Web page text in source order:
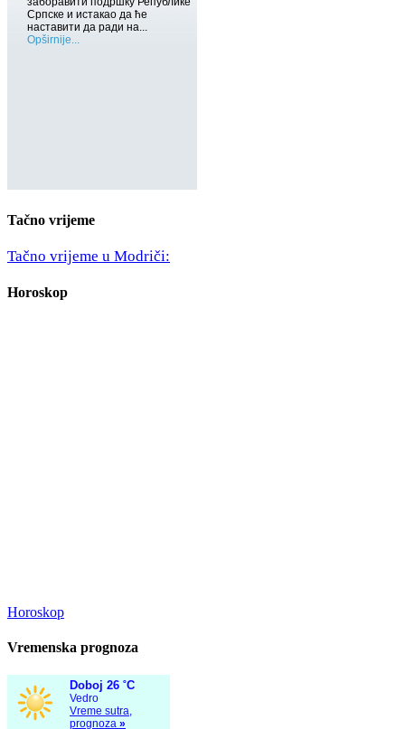
Tačno vrijeme
Tačno vrijeme u Modriči:
Horoskop
Horoskop
Vremenska prognoza